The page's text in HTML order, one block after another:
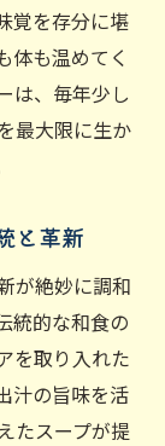
和食
チメニュ
選び方
方ガイド
ヒント
方を紹介
覚を存分に堪
体も温めてく
は、毎年少し
最大限に生か
と革新
が絶妙に調和
統的な和食の
を取り入れた
汁の旨味を活
たスープが提